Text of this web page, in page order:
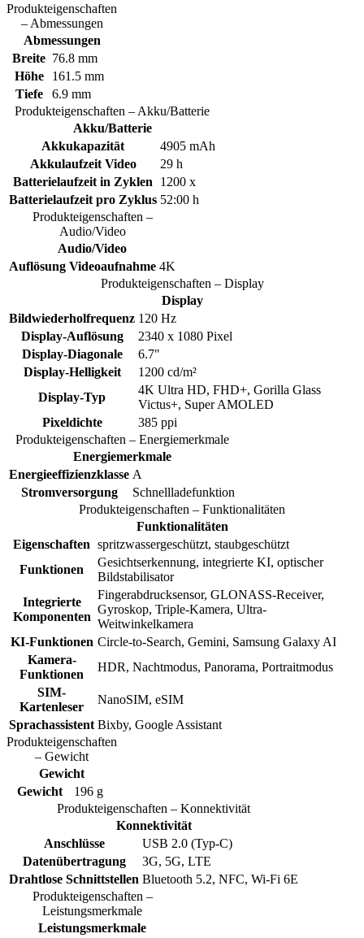
Produkteigenschaften
– Abmessungen
Abmessungen
Breite 76.8 mm
Höhe
161.5 mm
Tiefe
6.9 mm
Produkteigenschaften – Akku/Batterie
Akku/Batterie
Akkukapazität
4905 mAh
Akkulaufzeit Video
29 h
Batterielaufzeit in Zyklen
1200 x
Batterielaufzeit pro Zyklus 52:00 h
Produkteigenschaften –
Audio/Video
Audio/Video
Auflösung Videoaufnahme 4K
Produkteigenschaften – Display
Display
Bildwiederholfrequenz 120 Hz
Display-Auflösung
2340 x 1080 Pixel
Display-Diagonale
6.7"
Display-Helligkeit
1200 cd/m²
Display-Typ
4K Ultra HD, FHD+, Gorilla Glass
Victus+, Super AMOLED
Pixeldichte
385 ppi
Produkteigenschaften – Energiemerkmale
Energiemerkmale
Energieeffizienzklasse A
Stromversorgung
Schnellladefunktion
Produkteigenschaften – Funktionalitäten
Funktionalitäten
Eigenschaften spritzwassergeschützt, staubgeschützt
Funktionen
Gesichtserkennung, integrierte KI, optischer
Bildstabilisator
Integrierte
Komponenten
Fingerabdrucksensor, GLONASS-Receiver,
Gyroskop, Triple-Kamera, Ultra-
Weitwinkelkamera
KI-Funktionen Circle-to-Search, Gemini, Samsung Galaxy AI
Kamera-
Funktionen
HDR, Nachtmodus, Panorama, Portraitmodus
SIM-
Kartenleser
NanoSIM, eSIM
Sprachassistent Bixby, Google Assistant
Produkteigenschaften
– Gewicht
Gewicht
Gewicht
196 g
Produkteigenschaften – Konnektivität
Konnektivität
Anschlüsse
USB 2.0 (Typ-C)
Datenübertragung
3G, 5G, LTE
Drahtlose Schnittstellen Bluetooth 5.2, NFC, Wi-Fi 6E
Produkteigenschaften –
Leistungsmerkmale
Leistungsmerkmale